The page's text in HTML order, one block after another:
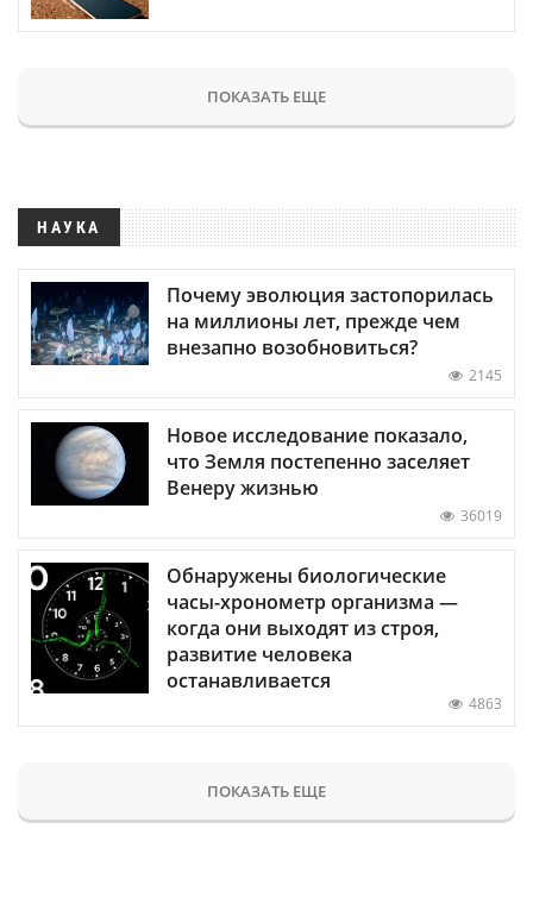
ПОКАЗАТЬ ЕЩЕ
НАУКА
Почему эволюция застопорилась
на миллионы лет, прежде чем
внезапно возобновиться?
2145
Новое исследование показало,
что Земля постепенно заселяет
Венеру жизнью
36019
Обнаружены биологические
часы-хронометр организма —
когда они выходят из строя,
развитие человека
останавливается
4863
ПОКАЗАТЬ ЕЩЕ